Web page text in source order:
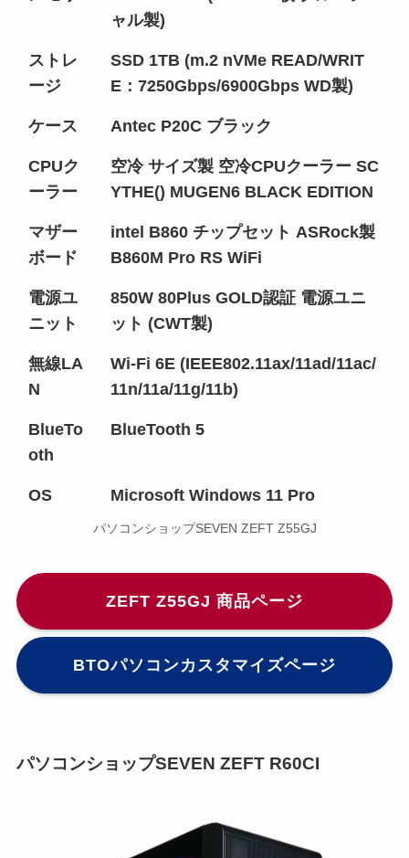
ャル製)
ストレ
ージ
SSD 1TB (m.2 nVMe READ/WRIT
E：7250Gbps/6900Gbps WD製)
ケース Antec P20C ブラック
CPUク
ーラー
空冷 サイズ製 空冷CPUクーラー SC
YTHE() MUGEN6 BLACK EDITION
マザー
ボード
intel B860 チップセット ASRock製
B860M Pro RS WiFi
電源ユ
ニット
850W 80Plus GOLD認証 電源ユニ
ット (CWT製)
無線LA
N
Wi-Fi 6E (IEEE802.11ax/11ad/11ac/
11n/11a/11g/11b)
BlueTo
oth
BlueTooth 5
OS Microsoft Windows 11 Pro
パソコンショップSEVEN ZEFT Z55GJ
ZEFT Z55GJ 商品ページ
BTOパソコンカスタマイズページ
パソコンショップSEVEN ZEFT R60CI